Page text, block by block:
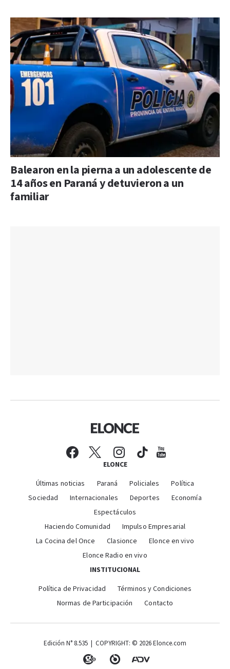
Balearon en la pierna a un adolescente de
14 años en Paraná y detuvieron a un
familiar
ELONCE
Últimas noticias Paraná Policiales
Política
Sociedad
Internacionales Deportes
Economía
Espectáculos
Haciendo Comunidad
Impulso Empresarial
La Cocina del Once
Clasionce
Elonce en vivo
Elonce Radio en vivo
INSTITUCIONAL
Política de Privacidad
Términos y Condiciones
Normas de Participación
Contacto
Edición N° 8.535 | COPYRIGHT: © 2026 Elonce.com